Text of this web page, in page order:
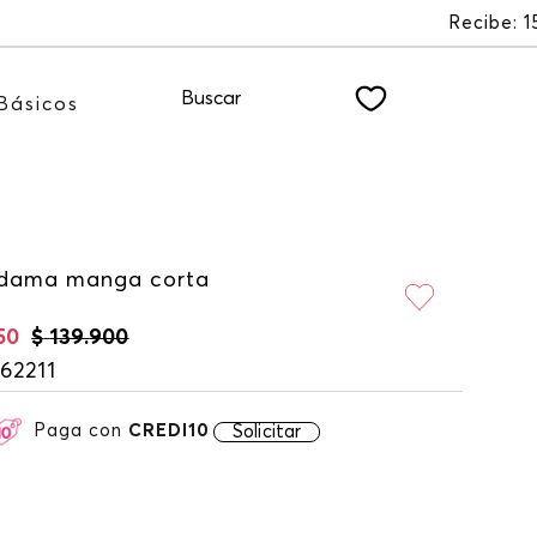
Básicos Buscar
manga corta
$ 139.900
Paga con CREDI10 Solicitar